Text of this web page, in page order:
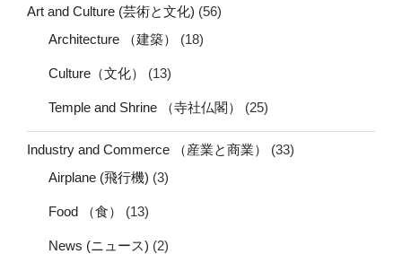
Art and Culture (芸術と文化) (56)
Architecture （建築）
(18)
Culture（文化） (13)
Temple and Shrine （寺社仏閣） (25)
Industry and Commerce （産業と商業）
(33)
Airplane (飛行機) (3)
Food （食） (13)
News (ニュース) (2)